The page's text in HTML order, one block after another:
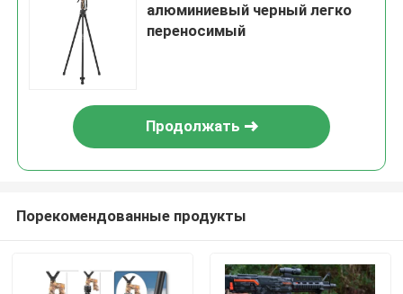
алюминиевый черный легко
переносимый
Продолжать
Порекомендованные продукты